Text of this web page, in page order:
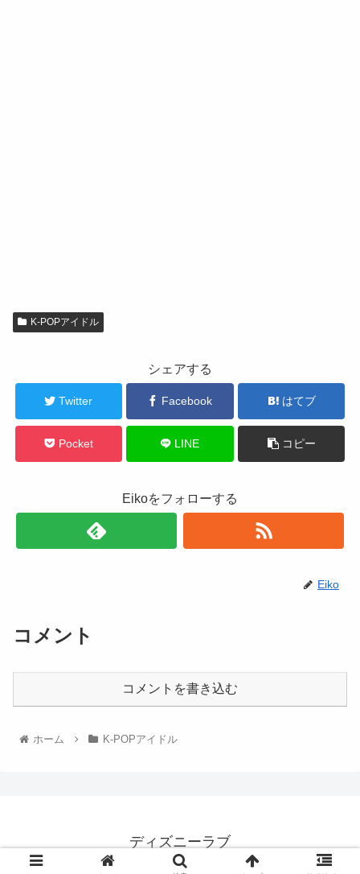
K-POPアイドル
シェアする
Twitter Facebook はてブ
Pocket LINE コピー
Eikoをフォローする
Eiko
コメント
コメントを書き込む
ホーム K-POPアイドル
ディズニーラブ
© 2022 ディズニーラブ.